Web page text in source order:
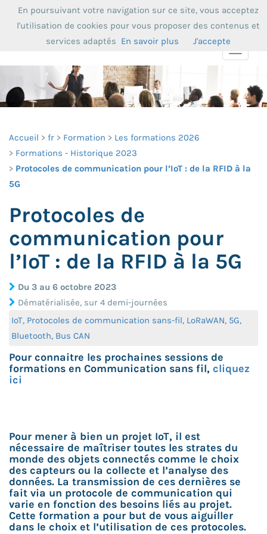
Toggle
Accueil fr Formation
Les formations 2026
Formations - Historique 2023
Protocoles de communication pour l’IoT : de la RFID à la
5G
Protocoles de
communication pour
l’IoT : de la RFID à la 5G
Du 3 au 6 octobre 2023
Dématérialisée, sur 4 demi-journées
IoT, Protocoles de communication sans-fil, LoRaWAN, 5G,
Bluetooth, Bus CAN
Pour connaitre les prochaines sessions de
formations en Communication sans fil, cliquez
ici
Pour mener à bien un projet IoT, il est
nécessaire de maîtriser toutes les strates du
monde des objets connectés comme le choix
des capteurs ou la collecte et l’analyse des
données. La transmission de ces dernières se
fait via un protocole de communication qui
varie en fonction des besoins liés au projet.
Cette formation a pour but de vous aiguiller
dans le choix et l’utilisation de ces protocoles.
En poursuivant votre navigation sur ce site, vous acceptez
l'utilisation de cookies pour vous proposer des contenus et
services adaptés En savoir plus J'accepte